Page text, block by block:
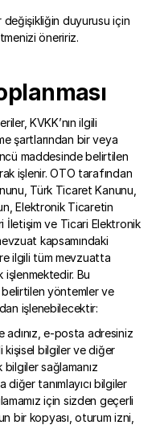
değişikliğin duyurusu için
öneririz.
KVKK’nın ilgili
şartlarından bir veya
maddesinde belirtilen
işlenir. OTO tarafından
Türk Ticaret Kanunu,
Elektronik Ticaretin
İletişim ve Ticari Elektronik
kapsamındaki
ilgili tüm mevzuatta
işlenmektedir. Bu
yöntemler ve
işlenebilecektir:
adınız, e-posta adresiniz
kişisel bilgiler ve diğer
sağlamanız
tanımlayıcı bilgiler
için sizden geçerli
bir kopyası, oturum izni,